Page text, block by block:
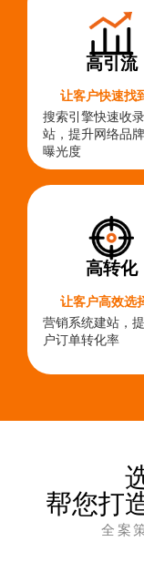
高引流
让客户快速找
搜索引擎快速收
站，提升网络品
曝光度
高转化
让客户高效选
营销系统建站，
户订单转化率
帮您打
全案